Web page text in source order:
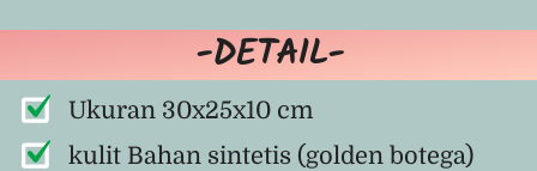
-DETAIL-
Ukuran 30x25x10 cm
kulit Bahan sintetis (golden botega)